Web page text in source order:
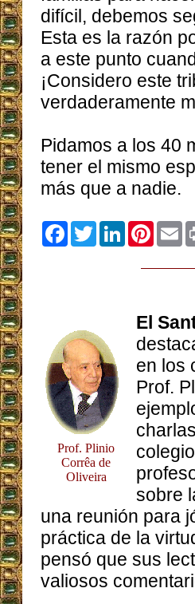
difícil, debemos
Esta es la razón
a este punto
¡Considero este
verdaderamente
Pidamos a los 40
tener el mismo
más que a nadie.
Facebook
TwitterLinkedIn
Prof. Plinio
Corrêa de
Oliveira
El
en los
Prof.
sobre
una reunión para
práctica de la
pensó que sus
valiosos